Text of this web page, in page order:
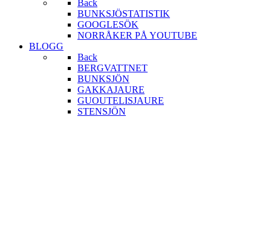
Back
BUNKSJÖSTATISTIK
GOOGLESÖK
NORRÅKER PÅ YOUTUBE
BLOGG
Back
BERGVATTNET
BUNKSJÖN
GAKKAJAURE
GUOUTELISJAURE
STENSJÖN